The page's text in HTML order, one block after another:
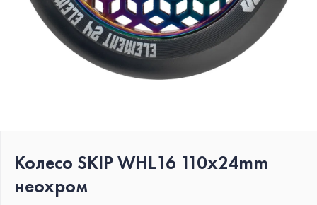
Колесо SKIP WHL16 110x24mm
неохром